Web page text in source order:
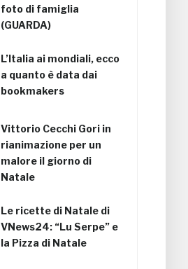
foto di famiglia
(GUARDA)
L’Italia ai mondiali, ecco
a quanto è data dai
bookmakers
Vittorio Cecchi Gori in
rianimazione per un
malore il giorno di
Natale
Le ricette di Natale di
VNews24: “Lu Serpe” e
la Pizza di Natale